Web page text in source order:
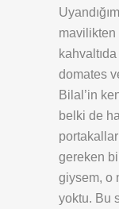
mavilikten
domates
Bilal’in
belki de
gereken
giysem, o
yoktu. Bu